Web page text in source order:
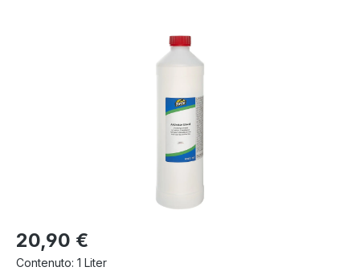
Salta la galleria di immagini
20,90 €
Contenuto: 1 Liter